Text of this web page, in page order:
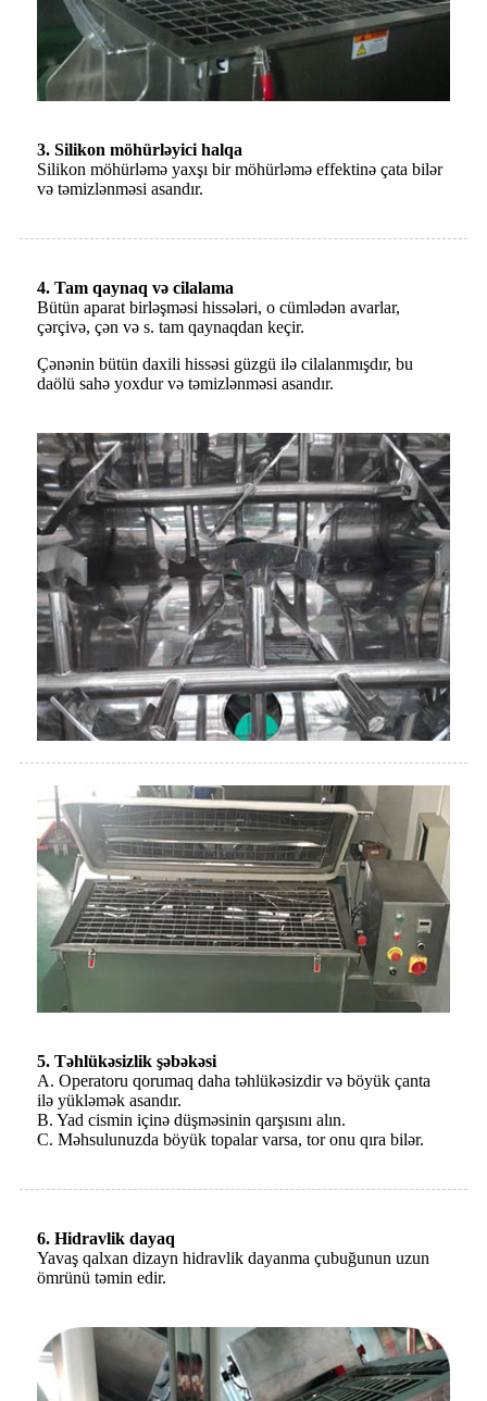
3. Silikon möhürləyici halqa
Silikon möhürləmə yaxşı bir möhürləmə effektinə çata bilər
və təmizlənməsi asandır.
4. Tam qaynaq və cilalama
Bütün aparat birləşməsi hissələri, o cümlədən avarlar,
çərçivə, çən və s. tam qaynaqdan keçir.
Çənənin bütün daxili hissəsi güzgü ilə cilalanmışdır, bu
daölü sahə yoxdur və təmizlənməsi asandır.
5. Təhlükəsizlik şəbəkəsi
A. Operatoru qorumaq daha təhlükəsizdir və böyük çanta
ilə yükləmək asandır.
B. Yad cismin içinə düşməsinin qarşısını alın.
C. Məhsulunuzda böyük topalar varsa, tor onu qıra bilər.
6. Hidravlik dayaq
Yavaş qalxan dizayn hidravlik dayanma çubuğunun uzun
ömrünü təmin edir.